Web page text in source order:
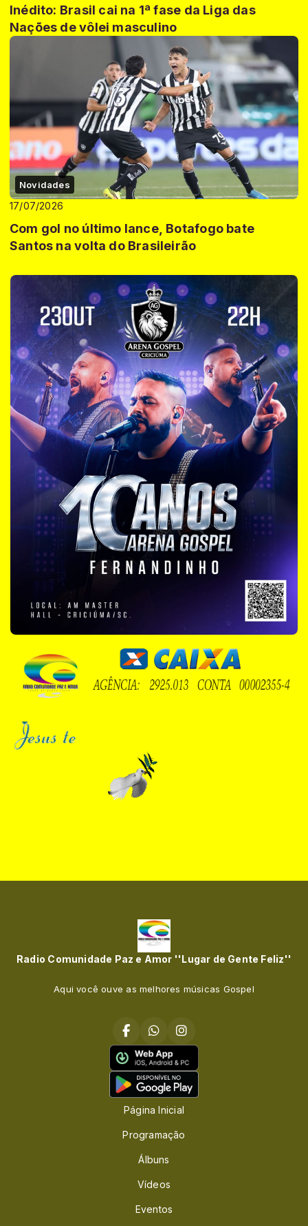
Inédito: Brasil cai na 1ª fase da Liga das
Nações de vôlei masculino
Novidades
17/07/2026
Com gol no último lance, Botafogo bate
Santos na volta do Brasileirão
Radio Comunidade Paz e Amor ''Lugar de Gente Feliz''
Aqui você ouve as melhores músicas Gospel
Página Inicial
Programação
Álbuns
Vídeos
Eventos